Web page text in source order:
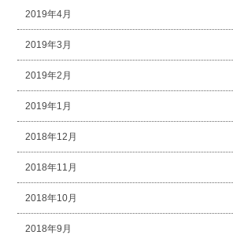
2019年4月
2019年3月
2019年2月
2019年1月
2018年12月
2018年11月
2018年10月
2018年9月